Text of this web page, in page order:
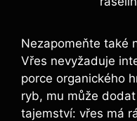
Nezapomeňte také
Vřes nevyžaduje
porce organického
ryb, mu může
tajemství: vřes má